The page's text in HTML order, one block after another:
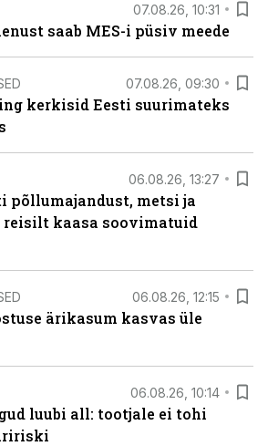
07.08.26, 10:31
saab MES-i püsiv meede
07.08.26, 09:30
kerkisid Eesti suurimateks
06.08.26, 13:27
põllumajandust, metsi ja
reisilt kaasa soovimatuid
06.08.26, 12:15
ärikasum kasvas üle
06.08.26, 10:14
luubi all: tootjale ei tohi